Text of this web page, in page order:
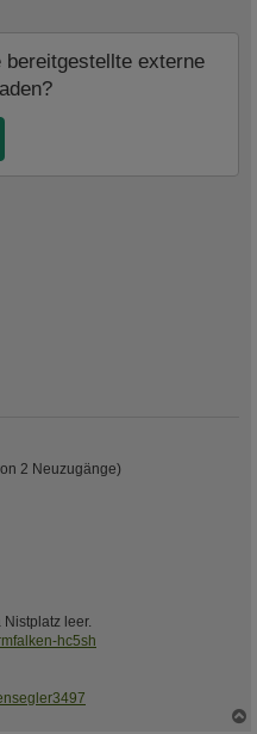
bereitgestellte externe
2 Neuzugänge)
leer.
hc5sh